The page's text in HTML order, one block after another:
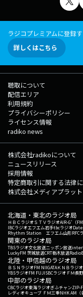
ラジコプレミアムに登録
詳しくはこちら
聴取について
配信エリア
利用規約
プライバシーポリシー
ライセンス情報
radiko news
株式会社radikoについて
ニュースリリース
採用情報
特定商取引に関する法律
株式会社メディアプラッ
北海道・東北のラジオ局
ＨＢＣラジオＳＴＶラジオAIR-G'（FM
IBCラジオエフエム岩手tbcラジオ
Rhythm Station エフエム山形RFC
関東のラジオ局
TBSラジオ文化放送ニッポン放送
LuckyFM 茨城放送CRT栃木放送
北陸・甲信越のラジオ局
ＢＳＮラジオFM NIIGATAＫＮＢラジオ
YBSラジオFM FUJISBCラジオ ＦＭ長野
中部のラジオ局
CBCラジオ東海ラジオぎふチャンZIP-
レディオキューブ ＦＭ三重NHK AM（